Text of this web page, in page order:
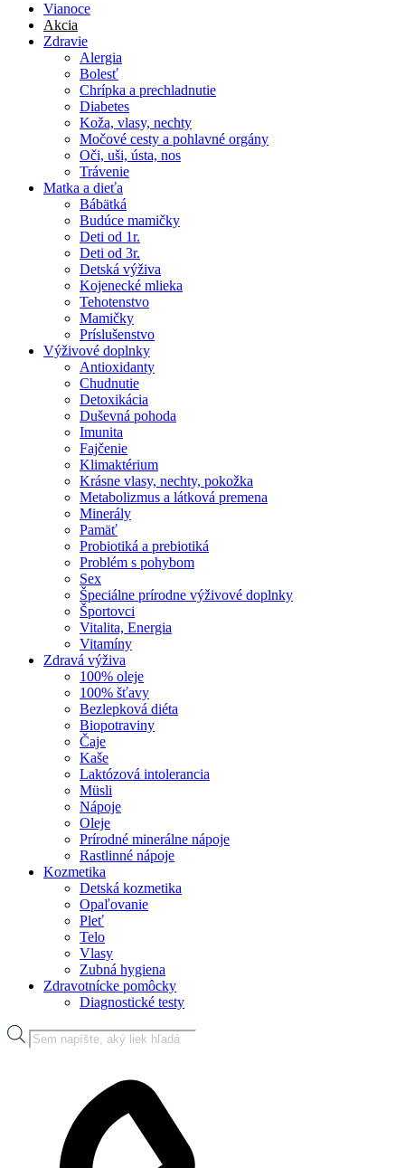
Vianoce
Akcia
Zdravie
Alergia
Bolesť
Chrípka a prechladnutie
Diabetes
Koža, vlasy, nechty
Močové cesty a pohlavné orgány
Oči, uši, ústa, nos
Trávenie
Matka a dieťa
Bábätká
Budúce mamičky
Deti od 1r.
Deti od 3r.
Detská výživa
Kojenecké mlieka
Tehotenstvo
Mamičky
Príslušenstvo
Výživové doplnky
Antioxidanty
Chudnutie
Detoxikácia
Duševná pohoda
Imunita
Fajčenie
Klimaktérium
Krásne vlasy, nechty, pokožka
Metabolizmus a látková premena
Minerály
Pamäť
Probiotiká a prebiotiká
Problém s pohybom
Sex
Špeciálne prírodne výživové doplnky
Športovci
Vitalita, Energia
Vitamíny
Zdravá výživa
100% oleje
100% šťavy
Bezlepková diéta
Biopotraviny
Čaje
Kaše
Laktózová intolerancia
Müsli
Nápoje
Oleje
Prírodné minerálne nápoje
Rastlinné nápoje
Kozmetika
Detská kozmetika
Opaľovanie
Pleť
Telo
Vlasy
Zubná hygiena
Zdravotnícke pomôcky
Diagnostické testy
Products
search